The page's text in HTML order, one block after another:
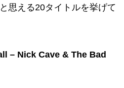
思える20タイトルを挙げて
– Nick Cave & The Bad